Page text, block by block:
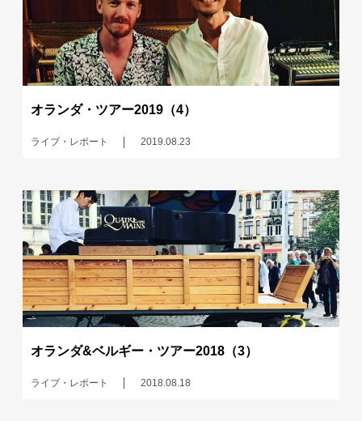
オランダ・ツアー2019（4）
ライブ・レポート 2019.08.23
オランダ&ベルギー・ツアー2018（3）
ライブ・レポート 2018.08.18